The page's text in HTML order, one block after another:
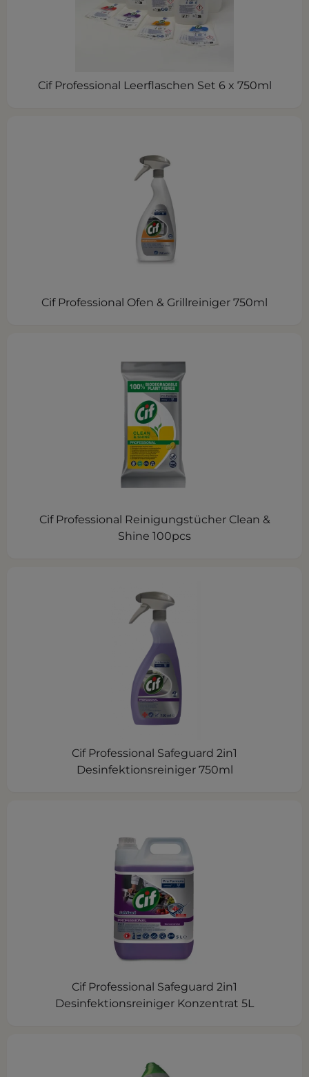
Cif Professional Leerflaschen Set 6 x 750ml
Cif Professional Ofen & Grillreiniger 750ml
Cif Professional Reinigungstücher Clean &
Shine 100pcs
Cif Professional Safeguard 2in1
Desinfektionsreiniger 750ml
Cif Professional Safeguard 2in1
Desinfektionsreiniger Konzentrat 5L